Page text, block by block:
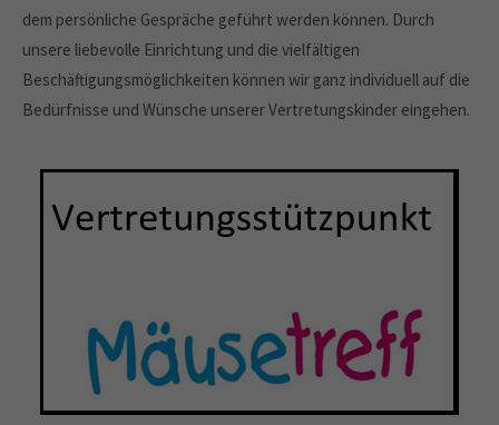
dem persönliche Gespräche geführt werden können. Durch
unsere liebevolle Einrichtung und die vielfältigen
Beschäftigungsmöglichkeiten können wir ganz individuell auf die
Bedürfnisse und Wünsche unserer Vertretungskinder eingehen.